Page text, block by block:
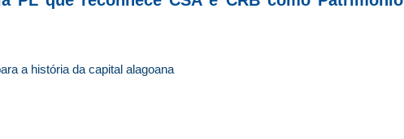
a história da capital alagoana